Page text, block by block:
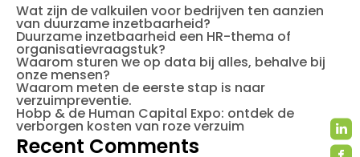
Wat zijn de valkuilen voor bedrijven ten aanzien
van duurzame inzetbaarheid?
Duurzame inzetbaarheid een HR-thema of
organisatievraagstuk?
Waarom sturen we op data bij alles, behalve bij
onze mensen?
Waarom meten de eerste stap is naar
verzuimpreventie.
Hobp & de Human Capital Expo: ontdek de
verborgen kosten van roze verzuim
Recent Comments